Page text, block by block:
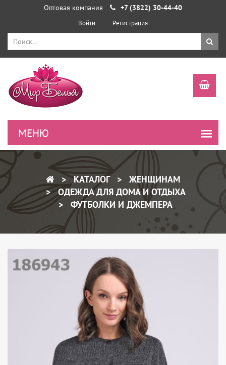
Оптовая компания +7 (3822) 30-44-40
Войти Регистрация
КАТАЛОГ
ЖЕНЩИНАМ
ОДЕЖДА ДЛЯ ДОМА И ОТДЫХА
ФУТБОЛКИ И ДЖЕМПЕРА